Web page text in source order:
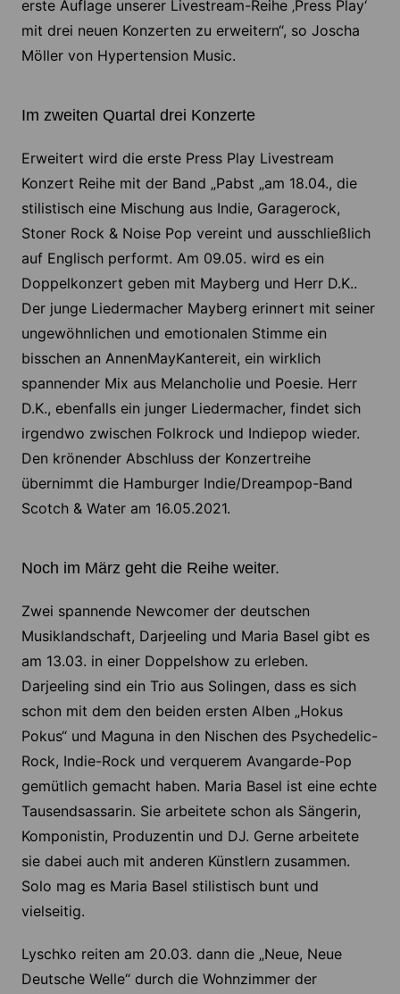
erste Auflage unserer Livestream-Reihe ‚Press Play‘
mit drei neuen Konzerten zu erweitern“, so Joscha
Möller von Hypertension Music.
Im zweiten Quartal drei Konzerte
Erweitert wird die erste Press Play Livestream
Konzert Reihe mit der Band „Pabst „am 18.04., die
stilistisch eine Mischung aus Indie, Garagerock,
Stoner Rock & Noise Pop vereint und ausschließlich
auf Englisch performt. Am 09.05. wird es ein
Doppelkonzert geben mit Mayberg und Herr D.K..
Der junge Liedermacher Mayberg erinnert mit seiner
ungewöhnlichen und emotionalen Stimme ein
bisschen an AnnenMayKantereit, ein wirklich
spannender Mix aus Melancholie und Poesie. Herr
D.K., ebenfalls ein junger Liedermacher, findet sich
irgendwo zwischen Folkrock und Indiepop wieder.
Den krönender Abschluss der Konzertreihe
übernimmt die Hamburger Indie/Dreampop-Band
Scotch & Water am 16.05.2021.
Noch im März geht die Reihe weiter.
Zwei spannende Newcomer der deutschen
Musiklandschaft, Darjeeling und Maria Basel gibt es
am 13.03. in einer Doppelshow zu erleben.
Darjeeling sind ein Trio aus Solingen, dass es sich
schon mit dem den beiden ersten Alben „Hokus
Pokus“ und Maguna in den Nischen des Psychedelic-
Rock, Indie-Rock und verquerem Avangarde-Pop
gemütlich gemacht haben. Maria Basel ist eine echte
Tausendsassarin. Sie arbeitete schon als Sängerin,
Komponistin, Produzentin und DJ. Gerne arbeitete
sie dabei auch mit anderen Künstlern zusammen.
Solo mag es Maria Basel stilistisch bunt und
vielseitig.
Lyschko reiten am 20.03. dann die „Neue, Neue
Deutsche Welle“ durch die Wohnzimmer der